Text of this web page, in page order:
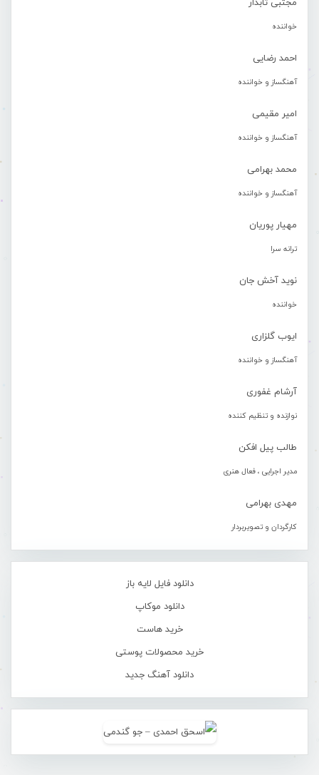
مجتبی تابدار
خواننده
احمد رضایی
آهنگساز و خواننده
امیر مقیمی
آهنگساز و خواننده
محمد بهرامی
آهنگساز و خواننده
مهیار پوریان
ترانه سرا
نوید آخش جان
خواننده
ایوب گلزاری
آهنگساز و خواننده
آرشام غفوری
نوازنده و تنظیم کننده
طالب پیل افکن
مدیر اجرایی ، فعال هنری
مهدی بهرامی
کارگردان و تصویربردار
دانلود فایل لایه باز
دانلود موکاپ
خرید هاست
خرید محصولات پوستی
دانلود آهنگ جدید